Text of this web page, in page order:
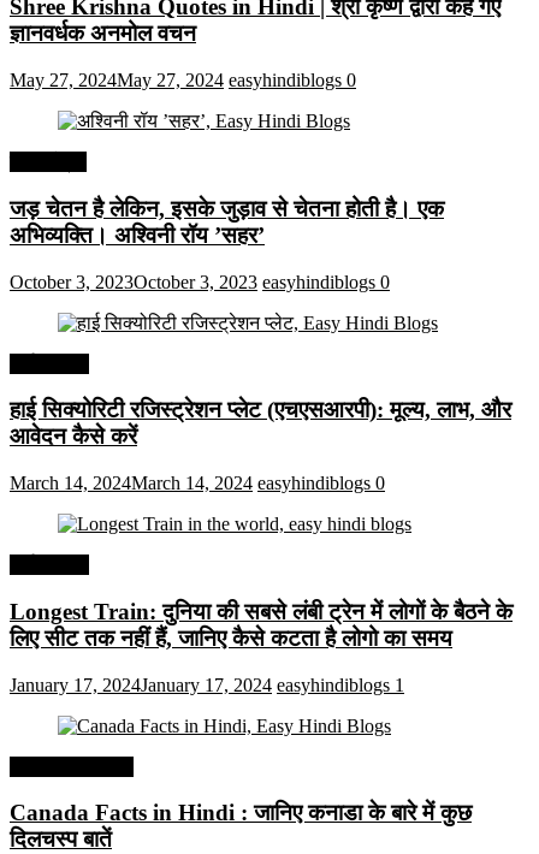
Shree Krishna Quotes in Hindi | श्री कृष्ण द्वारा कहे गए
ज्ञानवर्धक अनमोल वचन
May 27, 2024May 27, 2024 easyhindiblogs 0
जड़ चेतन है लेकिन, इसके जुड़ाव से चेतना होती है। एक
अभिव्यक्ति। अश्विनी रॉय ’सहर’
October 3, 2023October 3, 2023 easyhindiblogs 0
हाई सिक्योरिटी रजिस्ट्रेशन प्लेट (एचएसआरपी): मूल्य, लाभ, और
आवेदन कैसे करें
March 14, 2024March 14, 2024 easyhindiblogs 0
Longest Train: दुनिया की सबसे लंबी ट्रेन में लोगों के बैठने के
लिए सीट तक ​​नहीं हैं, जानिए कैसे कटता है लोगो का समय
January 17, 2024January 17, 2024 easyhindiblogs 1
Canada Facts in Hindi : जानिए कनाडा के बारे में कुछ
दिलचस्प बातें